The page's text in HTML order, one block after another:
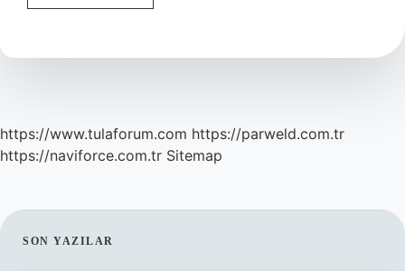
Özgürlüğü
Olur
https://www.tulaforum.com https://parweld.com.tr
https://naviforce.com.tr Sitemap
SIDEBAR
SON YAZILAR